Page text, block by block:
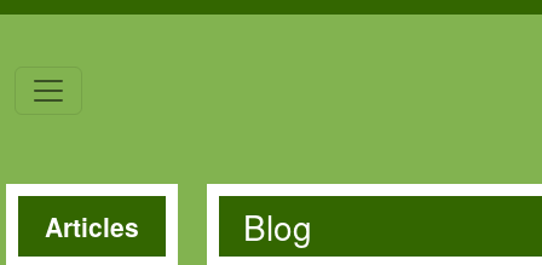
Articles Blog